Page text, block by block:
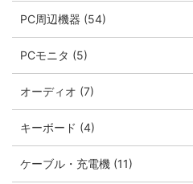
PC周辺機器 (54)
PCモニタ (5)
オーディオ (7)
キーボード (4)
ケーブル・充電機 (11)